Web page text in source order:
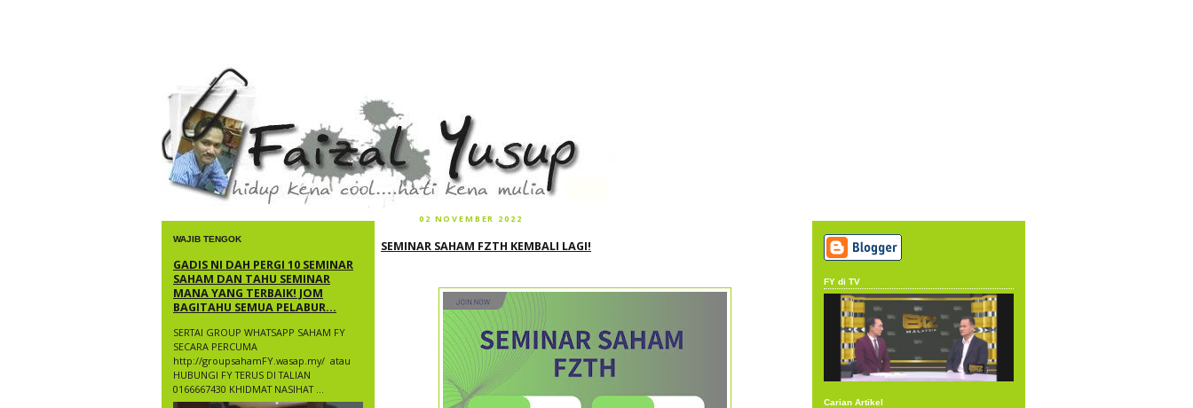
faizal yusup
WAJIB TENGOK
GADIS NI DAH PERGI 10 SEMINAR
SAHAM DAN TAHU SEMINAR
MANA YANG TERBAIK! JOM
BAGITAHU SEMUA PELABUR...
SERTAI GROUP WHATSAPP SAHAM FY
SECARA PERCUMA
http://groupsahamFY.wasap.my/ ​ atau
HUBUNGI FY TERUS DI TALIAN
0166667430 KHIDMAT NASIHAT ...
02 NOVEMBER 2022
SEMINAR SAHAM FZTH KEMBALI LAGI!
FY di TV
Carian Artikel